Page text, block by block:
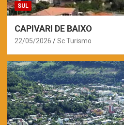
SUL
CAPIVARI DE BAIXO
22/05/2026 Sc Turismo